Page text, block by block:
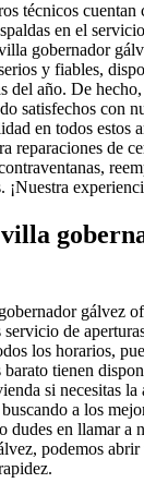
técnicos cuentan
en el
gobernador
y fiables,
del año. De
satisfechos con
en todos estos
reparaciones de
¡Nuestra
gálvez
servicio de
los horarios,
barato tienen
si necesitas la
a los
dudes en llamar a
podemos